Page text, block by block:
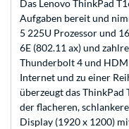
Das Lenovo ThinkPad
Aufgaben bereit und
5 225U Prozessor und
6E (802.11 ax) und
Thunderbolt 4 und
Internet und zu einer
überzeugt das ThinkPad
der flacheren,
Display (1920 x 1200)